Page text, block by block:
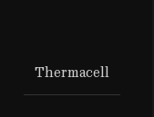
Thermacell